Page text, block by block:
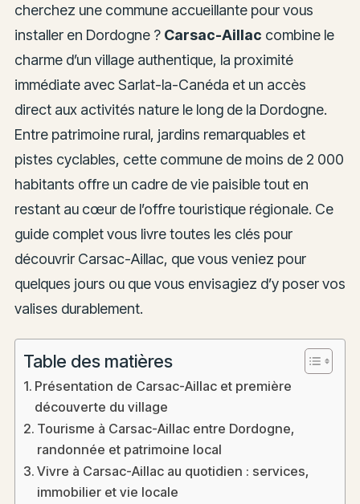
cherchez une commune accueillante pour vous
installer en Dordogne ? Carsac-Aillac combine le
charme d’un village authentique, la proximité
immédiate avec Sarlat-la-Canéda et un accès
direct aux activités nature le long de la Dordogne.
Entre patrimoine rural, jardins remarquables et
pistes cyclables, cette commune de moins de 2 000
habitants offre un cadre de vie paisible tout en
restant au cœur de l’offre touristique régionale. Ce
guide complet vous livre toutes les clés pour
découvrir Carsac-Aillac, que vous veniez pour
quelques jours ou que vous envisagiez d’y poser vos
valises durablement.
Table des matières
Présentation de Carsac-Aillac et première
découverte du village
Tourisme à Carsac-Aillac entre Dordogne,
randonnée et patrimoine local
Vivre à Carsac-Aillac au quotidien : services,
immobilier et vie locale